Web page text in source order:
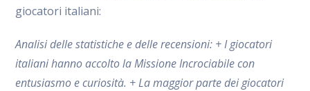
giocatori italiani:
Analisi delle statistiche e delle recensioni: + I giocatori
italiani hanno accolto la Missione Incrociabile con
entusiasmo e curiosità. + La maggior parte dei giocatori